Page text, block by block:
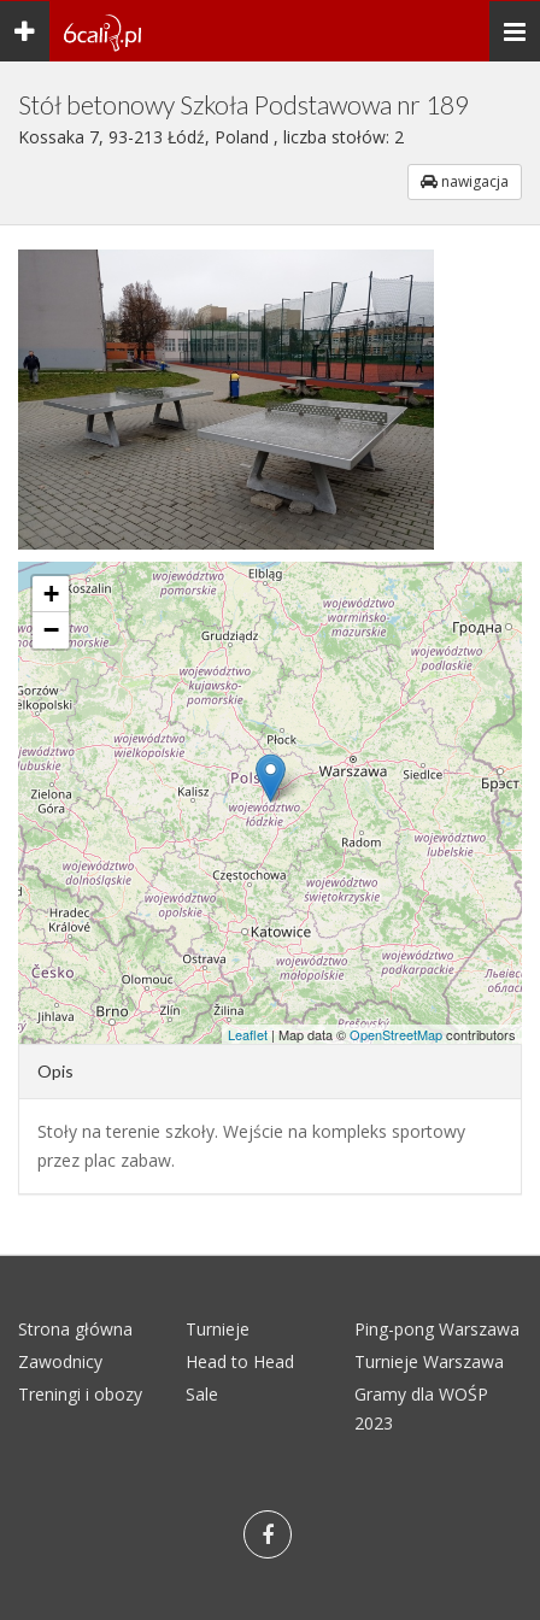
Toggle
navigation
Stół betonowy Szkoła Podstawowa nr 189
Kossaka 7, 93-213 Łódź, Poland , liczba stołów: 2
nawigacja
+
−
Leaflet| Map data ©OpenStreetMapcontributors
Opis
Stoły na terenie szkoły. Wejście na kompleks sportowy
przez plac zabaw.
Strona główna Turnieje
Ping-pong Warszawa
Zawodnicy
Head to Head
Turnieje Warszawa
Treningi i obozy
Sale
Gramy dla WOŚP
2023